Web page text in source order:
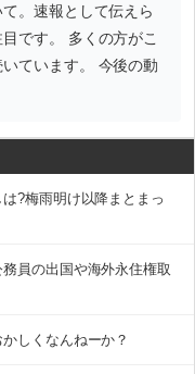
。速報として伝えら
です。 多くの方がこ
ています。 今後の動
?梅雨明け以降まとまっ
員の出国や海外永住権取
しくなんねーか？